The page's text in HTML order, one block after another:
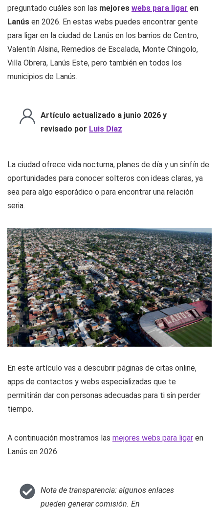
preguntado cuáles son las mejores webs para ligar en
Lanús en 2026. En estas webs puedes encontrar gente
para ligar en la ciudad de Lanús en los barrios de Centro,
Valentín Alsina, Remedios de Escalada, Monte Chingolo,
Villa Obrera, Lanús Este, pero también en todos los
municipios de Lanús.
Artículo actualizado a junio 2026 y
revisado por Luis Díaz
La ciudad ofrece vida nocturna, planes de día y un sinfín de
oportunidades para conocer solteros con ideas claras, ya
sea para algo esporádico o para encontrar una relación
seria.
En este artículo vas a descubrir páginas de citas online,
apps de contactos y webs especializadas que te
permitirán dar con personas adecuadas para ti sin perder
tiempo.
A continuación mostramos las mejores webs para ligar en
Lanús en 2026:
Nota de transparencia: algunos enlaces
pueden generar comisión. En